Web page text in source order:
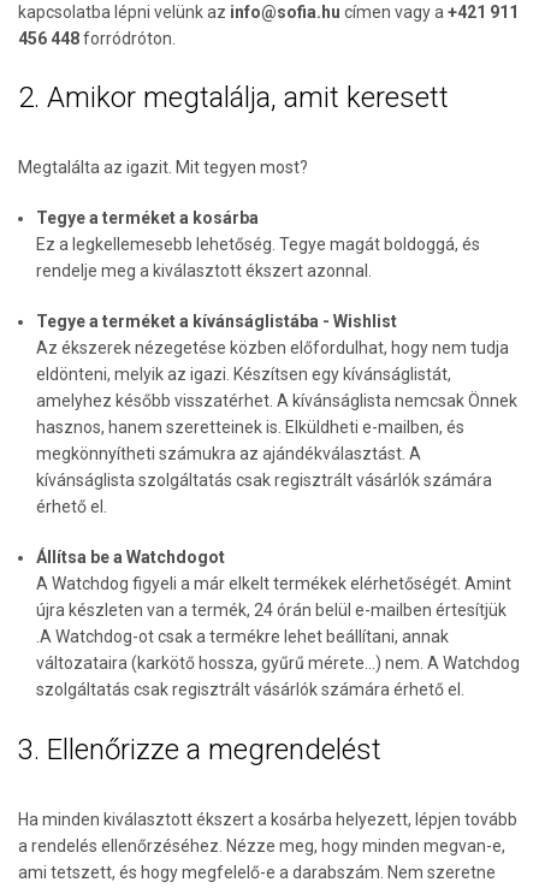
kapcsolatba lépni velünk az info@sofia.hu címen vagy a +421 911
456 448forródróton.
2. Amikor megtalálja, amit keresett
Megtalálta az igazit. Mit tegyen most?
Tegye a terméket a kosárba
Ez a legkellemesebb lehetőség. Tegye magát boldoggá, és
rendelje meg a kiválasztott ékszert azonnal.
Tegye a terméket a kívánságlistába - Wishlist
Az ékszerek nézegetése közben előfordulhat, hogy nem tudja
eldönteni, melyik az igazi. Készítsen egy kívánságlistát,
amelyhez később visszatérhet. A kívánságlista nemcsak Önnek
hasznos, hanem szeretteinek is. Elküldheti e-mailben, és
megkönnyítheti számukra az ajándékválasztást. A
kívánságlista szolgáltatás csak regisztrált vásárlók számára
érhető el.
Állítsa be a Watchdogot
A Watchdog figyeli a már elkelt termékek elérhetőségét. Amint
újra készleten van a termék, 24 órán belül e-mailben értesítjük
.A Watchdog-ot csak a termékre lehet beállítani, annak
változataira (karkötő hossza, gyűrű mérete...) nem. A Watchdog
szolgáltatás csak regisztrált vásárlók számára érhető el.
3. Ellenőrizze a megrendelést
Ha minden kiválasztott ékszert a kosárba helyezett, lépjen tovább
a rendelés ellenőrzéséhez. Nézze meg, hogy minden megvan-e,
ami tetszett, és hogy megfelelő-e a darabszám. Nem szeretne